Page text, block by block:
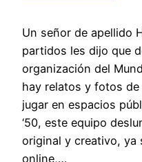
Un señor de apellido
partidos les dijo que
organización del
hay relatos y fotos de
jugar en espacios
‘50, este equipo
original y creativo, ya
online,…